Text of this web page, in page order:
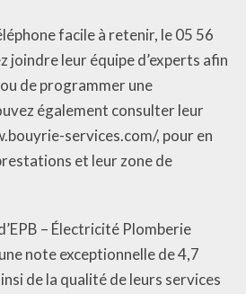
facile à retenir, le 05 56
joindre leur équipe d’experts afin
de programmer une
également consulter leur
services.com/, pour en
et leur zone de
– Électricité Plomberie
note exceptionnelle de 4,7
de la qualité de leurs services